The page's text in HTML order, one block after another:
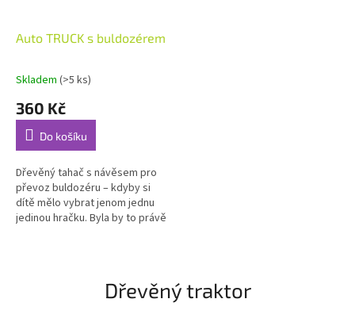
Auto TRUCK s buldozérem
Skladem (>5 ks)
360 Kč
Do košíku
Dřevěný tahač s návěsem pro
převoz buldozéru – kdyby si
dítě mělo vybrat jenom jednu
jedinou hračku. Byla by to právě
Dřevěný traktor